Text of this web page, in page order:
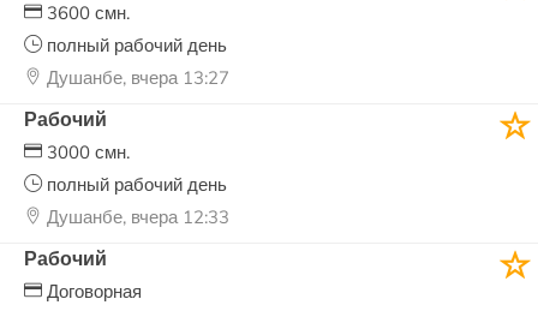
3600 смн.
полный рабочий день
Душанбе, вчера 13:27
Рабочий
3000 смн.
полный рабочий день
Душанбе, вчера 12:33
Рабочий
Договорная